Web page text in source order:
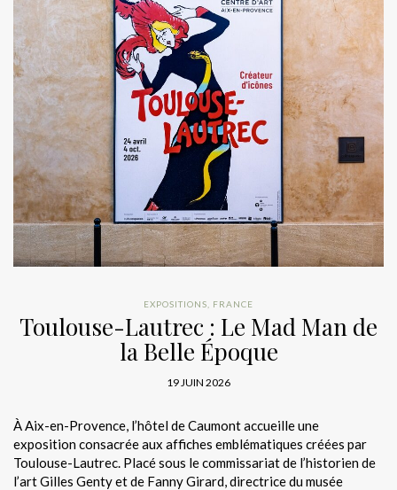
EXPOSITIONS FRANCE
Toulouse-Lautrec : Le Mad Man de
la Belle Époque
19 JUIN 2026
À Aix-en-Provence, l’hôtel de Caumont accueille une
exposition consacrée aux affiches emblématiques créées par
Toulouse-Lautrec. Placé sous le commissariat de l’historien de
l’art Gilles Genty et de Fanny Girard, directrice du musée